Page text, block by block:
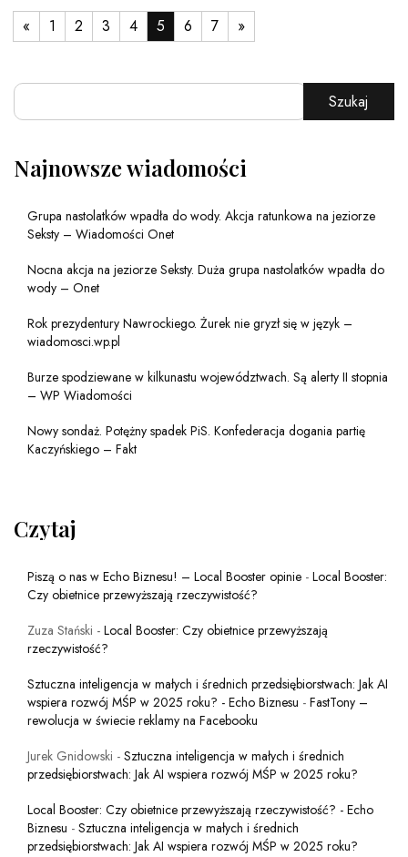
« 1 2 3 4 5 6 7 »
Szukaj
Najnowsze wiadomości
Grupa nastolatków wpadła do wody. Akcja ratunkowa na jeziorze
Seksty – Wiadomości Onet
Nocna akcja na jeziorze Seksty. Duża grupa nastolatków wpadła do
wody – Onet
Rok prezydentury Nawrockiego. Żurek nie gryzł się w język –
wiadomosci.wp.pl
Burze spodziewane w kilkunastu województwach. Są alerty II stopnia
– WP Wiadomości
Nowy sondaż. Potężny spadek PiS. Konfederacja dogania partię
Kaczyńskiego – Fakt
Czytaj
Piszą o nas w Echo Biznesu! – Local Booster opinie - Local Booster:
Czy obietnice przewyższają rzeczywistość?
Zuza Stański - Local Booster: Czy obietnice przewyższają
rzeczywistość?
Sztuczna inteligencja w małych i średnich przedsiębiorstwach: Jak AI
wspiera rozwój MŚP w 2025 roku? - Echo Biznesu - FastTony –
rewolucja w świecie reklamy na Facebooku
Jurek Gnidowski - Sztuczna inteligencja w małych i średnich
przedsiębiorstwach: Jak AI wspiera rozwój MŚP w 2025 roku?
Local Booster: Czy obietnice przewyższają rzeczywistość? - Echo
Biznesu - Sztuczna inteligencja w małych i średnich
przedsiębiorstwach: Jak AI wspiera rozwój MŚP w 2025 roku?